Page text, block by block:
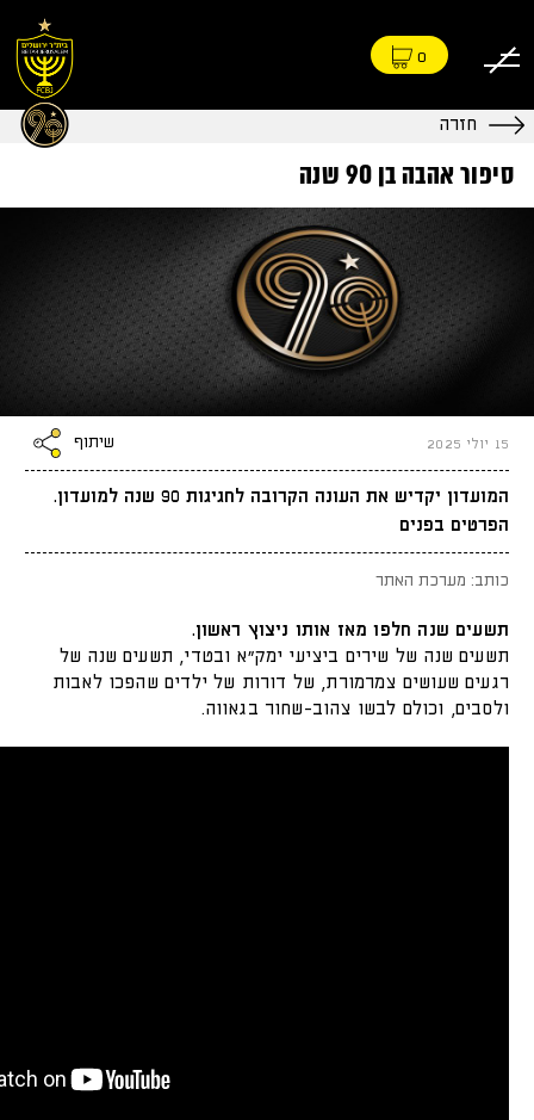
0
חזרה
סיפור אהבה בן 90 שנה
15 יולי 2025 שיתוף
המועדון יקדיש את העונה הקרובה לחגיגות 90 שנה למועדון.
הפרטים בפנים
כותב: מערכת האתר
תשעים שנה חלפו מאז אותו ניצוץ ראשון.
תשעים שנה של שירים ביציעי ימק"א ובטדי, תשעים שנה של
רגעים שעושים צמרמורת, של דורות של ילדים שהפכו לאבות
ולסבים, וכולם לבשו צהוב-שחור בגאווה.